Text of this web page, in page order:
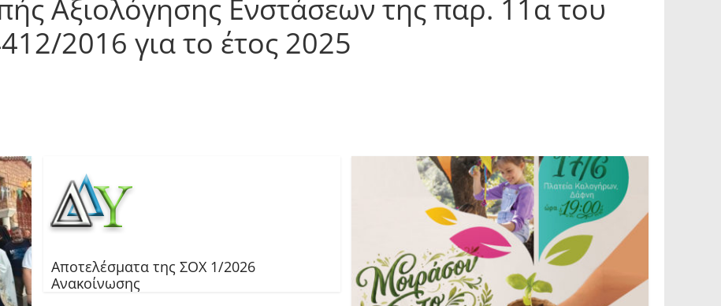
Αξιολόγησης Ενστάσεων της παρ. 11α του
2016 για το έτος 2025
Αποτελέσματα της ΣΟΧ 1/2026
Ανακοίνωσης